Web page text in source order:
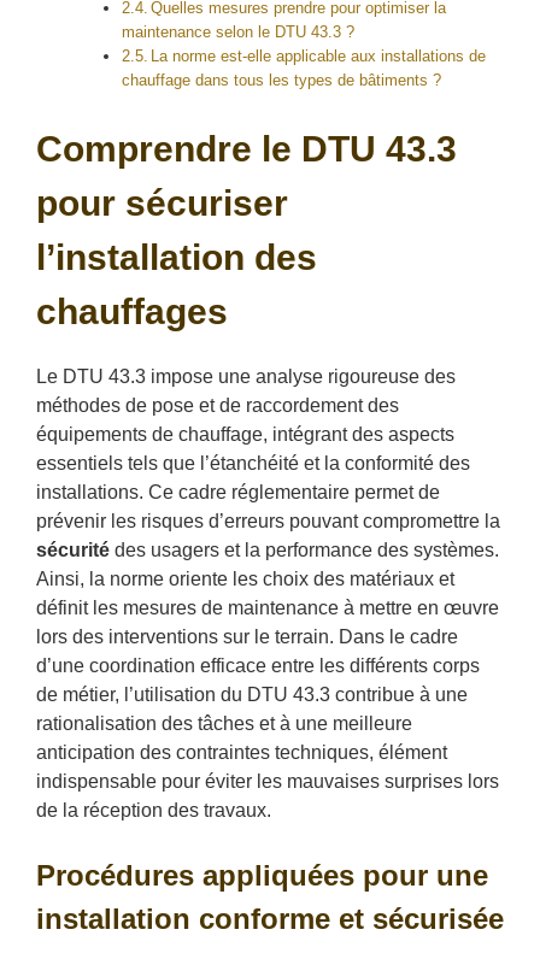
Quelles mesures prendre pour optimiser la
maintenance selon le DTU 43.3 ?
La norme est-elle applicable aux installations de
chauffage dans tous les types de bâtiments ?
Comprendre le DTU 43.3
pour sécuriser
l’installation des
chauffages
Le DTU 43.3 impose une analyse rigoureuse des
méthodes de pose et de raccordement des
équipements de chauffage, intégrant des aspects
essentiels tels que l’étanchéité et la conformité des
installations. Ce cadre réglementaire permet de
prévenir les risques d’erreurs pouvant compromettre la
sécurité des usagers et la performance des systèmes.
Ainsi, la norme oriente les choix des matériaux et
définit les mesures de maintenance à mettre en œuvre
lors des interventions sur le terrain. Dans le cadre
d’une coordination efficace entre les différents corps
de métier, l’utilisation du DTU 43.3 contribue à une
rationalisation des tâches et à une meilleure
anticipation des contraintes techniques, élément
indispensable pour éviter les mauvaises surprises lors
de la réception des travaux.
Procédures appliquées pour une
installation conforme et sécurisée